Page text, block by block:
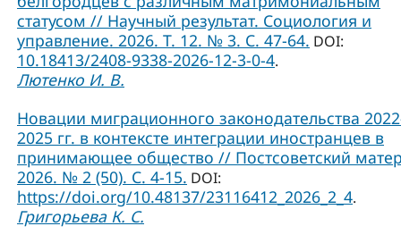
статусом // Научный результат. Социология и
управление. 2026. Т. 12. № 3. С. 47-64. DOI:
10.18413/2408-9338-2026-12-3-0-4.
Лютенко И. В.
Новации миграционного законодательства
2025 гг. в контексте интеграции иностранцев в
принимающее общество // Постсоветский
2026. № 2 (50). С. 4-15. DOI:
https://doi.org/10.48137/23116412_2026_2_4.
Григорьева К. С.